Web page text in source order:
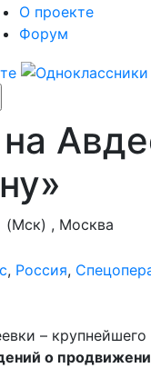
О проекте
Форум
(Мск) , Москва
, Россия,
–
о